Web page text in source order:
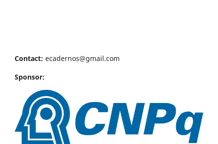
Contact: ecadernos@gmail.com
Sponsor: